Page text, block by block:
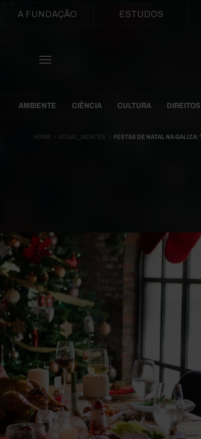
Main navigation
A FUNDAÇÃO ESTUDOS
Themes Menu
AMBIENTE CIÊNCIA CULTURA
HOME ATUAL_MENTES FESTAS DE NATAL NA